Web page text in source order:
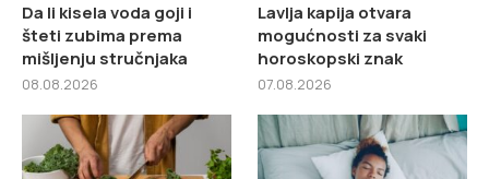
Da li kisela voda goji i
šteti zubima prema
mišljenju stručnjaka
08.08.2026
Lavlja kapija otvara
mogućnosti za svaki
horoskopski znak
07.08.2026